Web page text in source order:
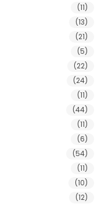
(11)
(13)
(21)
(5)
(22)
(24)
(11)
(44)
(11)
(6)
(54)
(11)
(10)
(12)